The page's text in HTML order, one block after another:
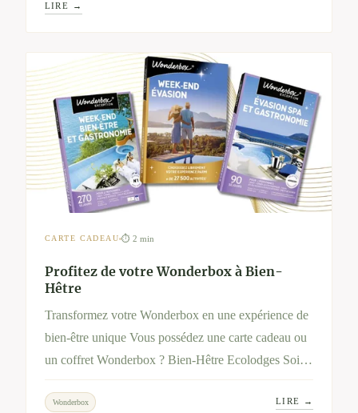
profondeur. Entre soins ressourçants, alimentation
revitalisante et pauses contemplatives, vivez cette
saison comme un véritable renouveau pour votre
corps et votre esprit.
LIRE →
CARTE CADEAU ⏱ 2 min
Profitez de votre Wonderbox à Bien-
Hêtre
Transformez votre Wonderbox en une expérience de
bien-être unique Vous possédez une carte cadeau ou
un coffret Wonderbox ? Bien-Hêtre Ecolodges Soins
& Nature vous invite à vivre une parenthèse de
sérénité et d’évasion au cœur de la nature.
Wonderbox LIRE →